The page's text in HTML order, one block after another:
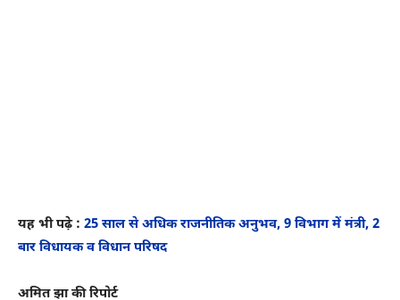
यह भी पढ़े : 25 साल से अधिक राजनीतिक अनुभव, 9 विभाग में मंत्री, 2
बार विधायक व विधान परिषद
अमित झा की रिपोर्ट